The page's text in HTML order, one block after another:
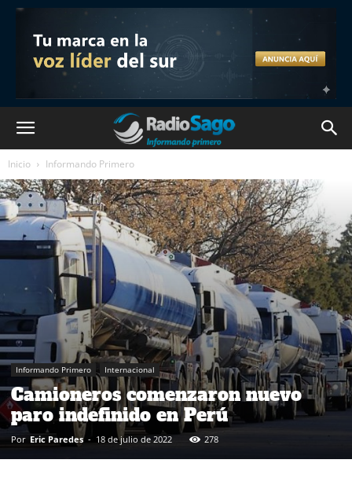
Inicio Informando Primero
Informando Primero Internacional
Camioneros comenzaron nuevo
paro indefinido en Perú
Por Eric Paredes - 18 de julio de 2022 278